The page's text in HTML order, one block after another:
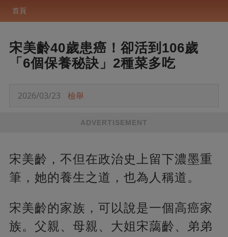
首頁
宋美齡40歲患癌！卻活到106歲
「6個保養秘訣」2種菜多吃
2026/03/23 檢舉
ADVERTISEMENT
宋美齡，不但在政治史上留下濃墨重
筆，她的養生之道，也為人稱道。
宋美齡的家族，可以說是一個高癌家
族。父親、母親、大姐宋藹齡、弟弟